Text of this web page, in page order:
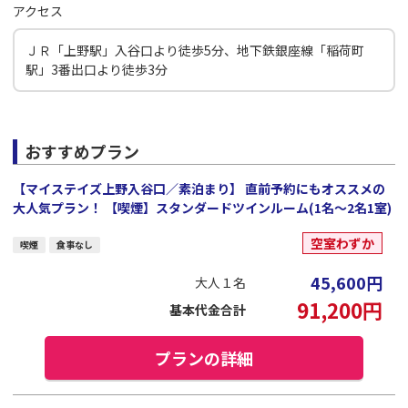
アクセス
ＪＲ「上野駅」入谷口より徒歩5分、地下鉄銀座線「稲荷町
駅」3番出口より徒歩3分
おすすめプラン
【マイステイズ上野入谷口／素泊まり】 直前予約にもオススメの
大人気プラン！ 【喫煙】スタンダードツインルーム(1名～2名1室)
喫煙 食事なし 空室わずか
大人１名 45,600円
基本代金合計 91,200円
プランの詳細